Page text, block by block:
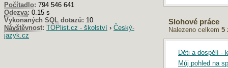
Slohové práce
Nalezeno celkem 5
Děti a dospělí -
Můj pohled na
Počítadlo: 794 546 641
Odezva: 0.15 s
Vykonaných SQL dotazů: 10
Návštěvnost: TOPlist.cz - školství › Český-
jazyk.cz